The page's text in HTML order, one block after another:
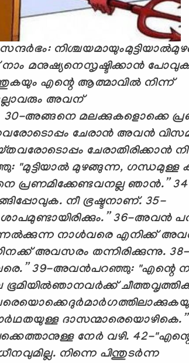
നിശ്ചയമായുംമുട്ടിയാല്‍
നാം മനുഷ്യനെസൃഷ്ടിക്കാന്‍
എന്റെ ആത്മാവില്‍ നിന്ന്
അവന്
30-അങ്ങനെ മലക്കുകളൊക്കെ
ചേരാന്‍ അവന്‍
ചേരാതിരിക്കാന്‍
"മുട്ടിയാല്‍ മുഴങ്ങുന്ന, ഗന്ധമുള്ള
പ്രണമിക്കേണ്ടവനല്ല ഞാന്‍.
നീ ഭ്രഷ്ടനാണ്. 35-
36-അവന്‍
നാള്‍വരെ എനിക്ക്
അവസരം തന്നിരിക്കുന്നു. 38-
39-അവന്‍പറഞ്ഞു: "എന്റെ
ഭൂമിയില്‍ഞാനവര്‍ക്ക്
ദാസന്മാരെയൊഴികെ.
നേര്‍ വഴി. 42-"
നിന്നെ പിന്തുടര്‍ന്ന